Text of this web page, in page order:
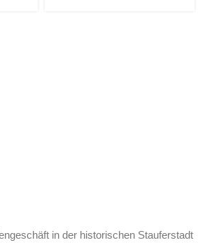
in der historischen Stauferstadt